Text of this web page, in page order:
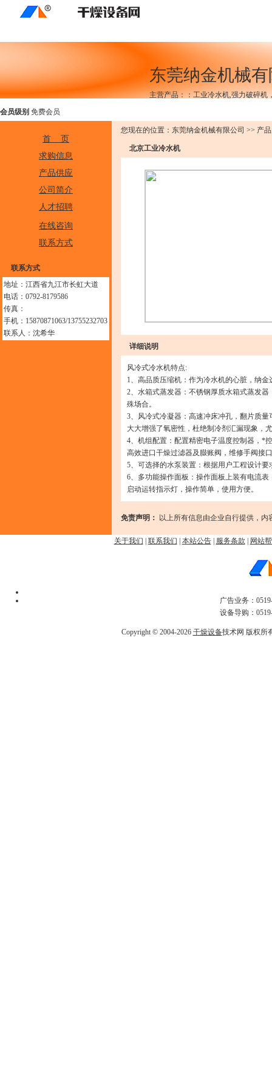
东莞纳金机械
主营产品：：工业冷水机,强力破碎机
会员级别 免费会员
首 页
求购信息
产品供应
公司简介
人才招聘
在线咨询
联系方式
联系方式
地址：江西省九江市长虹大道
电话：0792-8179586
传真：
手机：15870871063/13755232703
联系人：沈希华
您现在的位置：东莞纳金机械有限公司 >> 产
北京工业冷水机
详细说明
风冷式冷水机特点:
1、高品质压缩机：作为冷水机的心脏，纳
2、水箱式蒸发器：不锈钢厚质水箱式蒸发
殊场合。
3、风冷式冷凝器：高速冲床冲孔，翻片质
大大增强了氧密性，杜绝制冷剂汇漏现象，
4、机组配置：配置精密电子温度控制器，*
高效进口干燥过滤器及臌账阀，维修手阀接
5、可选择的水泵装置：根据用户工程设计
6、多功能操作面板：操作面板上装有电流
启动运转指示灯，操作简单，使用方便。
免责声明： 以上所有信息由企业自行提供，
关于我们 联系我们 本站公告| 服务条款 网站
广告业务：
设备导购：
Copyright © 2004-2026 干燥设备技术网 版权所